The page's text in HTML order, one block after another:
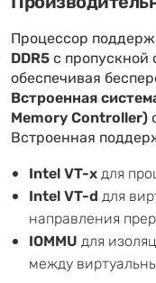
Процессор
DDR5с пропускной
обеспечивая
Встроенная
Memory Controller)
Встроенная
Intel VT-xдля
Intel VT-d для
направления
IOMMU для
между